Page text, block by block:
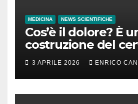
MEDICINA NEWS SCIENTIFICHE
Cos’è il dolore? È
costruzione del
3 APRILE 2026 ENRICO